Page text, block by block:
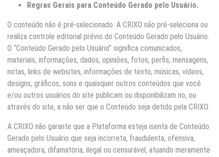
Regras Gerais para Conteúdo Gerado pelo Usuário.
O conteúdo não é pré-selecionado. A CRIXO não pré-seleciona ou
realiza controle editorial prévio do Conteúdo Gerado pelo Usuário.
O “Conteúdo Gerado pelo Usuário” significa comunicados,
materiais, informações, dados, opiniões, fotos, perfis, mensagens,
notas, links de websites, informações de texto, músicas, vídeos,
designs, gráficos, sons e quaisquer outros conteúdos que você
e/ou outros usuários do site publicam ou disponibilizam no, ou
através do site, a não ser que o Conteúdo seja detido pela CRIXO.
A CRIXO não garante que a Plataforma esteja isenta de Conteúdo
Gerado pelo Usuário que seja incorreta, fraudulenta, ofensiva,
ameaçadora, difamatória, ilegal ou censurável, atuando meramente